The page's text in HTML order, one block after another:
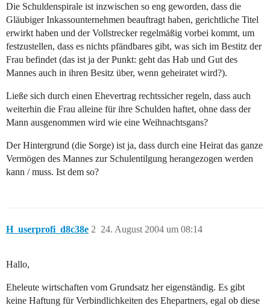
Die Schuldenspirale ist inzwischen so eng geworden, dass die
Gläubiger Inkassounternehmen beauftragt haben, gerichtliche Titel
erwirkt haben und der Vollstrecker regelmäßig vorbei kommt, um
festzustellen, dass es nichts pfändbares gibt, was sich im Bestitz der
Frau befindet (das ist ja der Punkt: geht das Hab und Gut des
Mannes auch in ihren Besitz über, wenn geheiratet wird?).
Ließe sich durch einen Ehevertrag rechtssicher regeln, dass auch
weiterhin die Frau alleine für ihre Schulden haftet, ohne dass der
Mann ausgenommen wird wie eine Weihnachtsgans?
Der Hintergrund (die Sorge) ist ja, dass durch eine Heirat das ganze
Vermögen des Mannes zur Schulentilgung herangezogen werden
kann / muss. Ist dem so?
H_userprofi_d8c38e 24. August 2004 um 08:14
2
Hallo,
Eheleute wirtschaften vom Grundsatz her eigenständig. Es gibt
keine Haftung für Verbindlichkeiten des Ehepartners, egal ob diese